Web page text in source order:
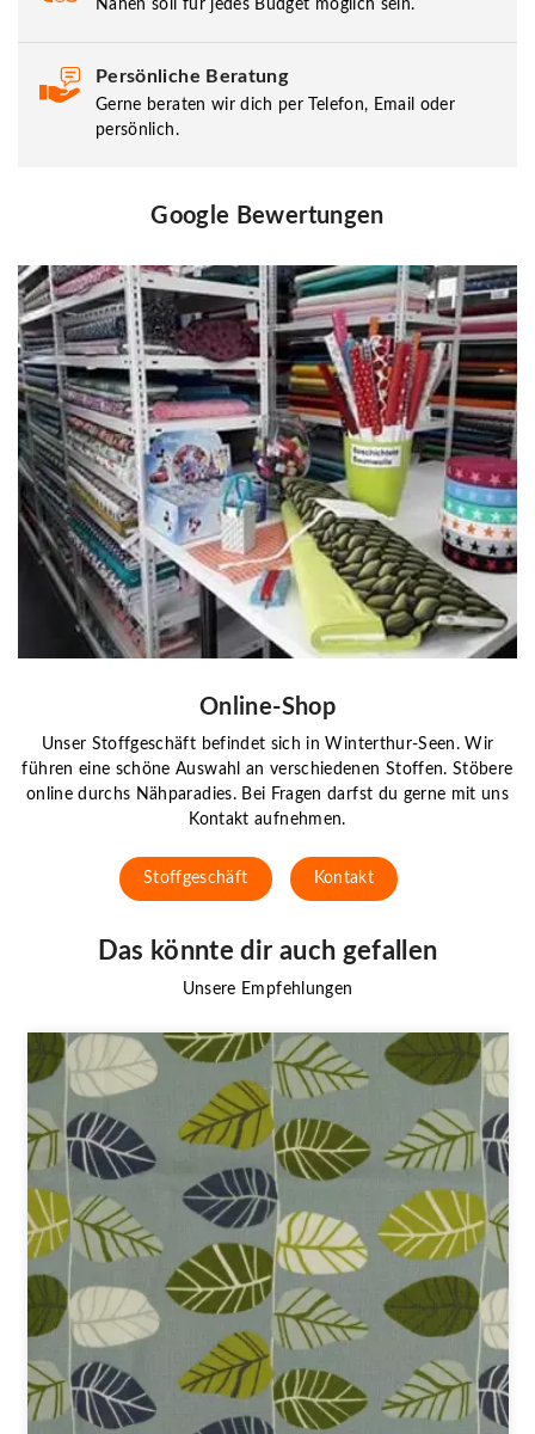
Nähen soll für jedes Budget möglich sein.
Persönliche Beratung
Gerne beraten wir dich per Telefon, Email oder
persönlich.
Google Bewertungen
Online-Shop
Unser Stoffgeschäft befindet sich in Winterthur-Seen. Wir
führen eine schöne Auswahl an verschiedenen Stoffen. Stöbere
online durchs Nähparadies. Bei Fragen darfst du gerne mit uns
Kontakt aufnehmen.
Stoffgeschäft Kontakt
Das könnte dir auch gefallen
Unsere Empfehlungen